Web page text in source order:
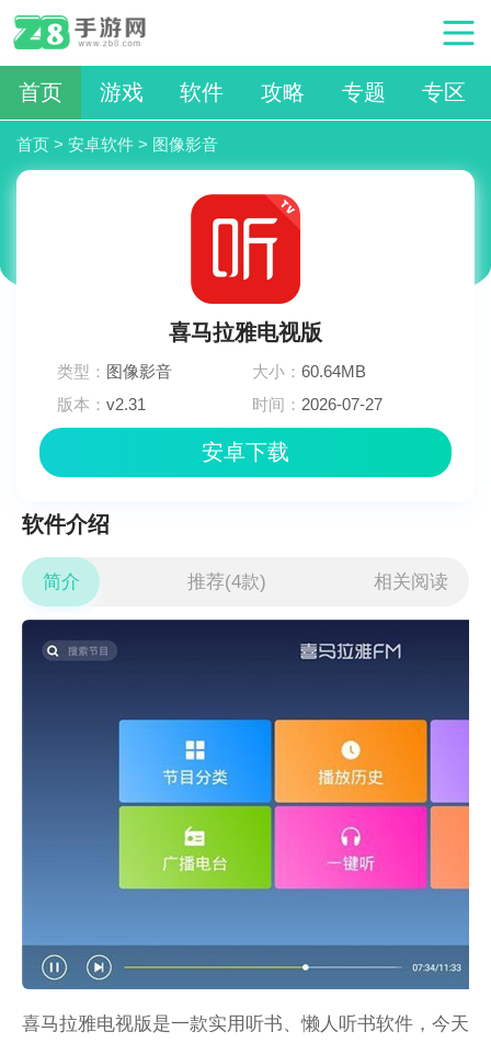
首页 游戏 软件 攻略 专题 专区
首页 > 安卓软件 > 图像影音
喜马拉雅电视版
类型： 图像影音 大小：60.64MB
版本：v2.31 时间： 2026-07-27
安卓下载
软件介绍
简介 推荐(4款) 相关阅读
喜马拉雅电视版是一款实用听书、懒人听书软件，今天